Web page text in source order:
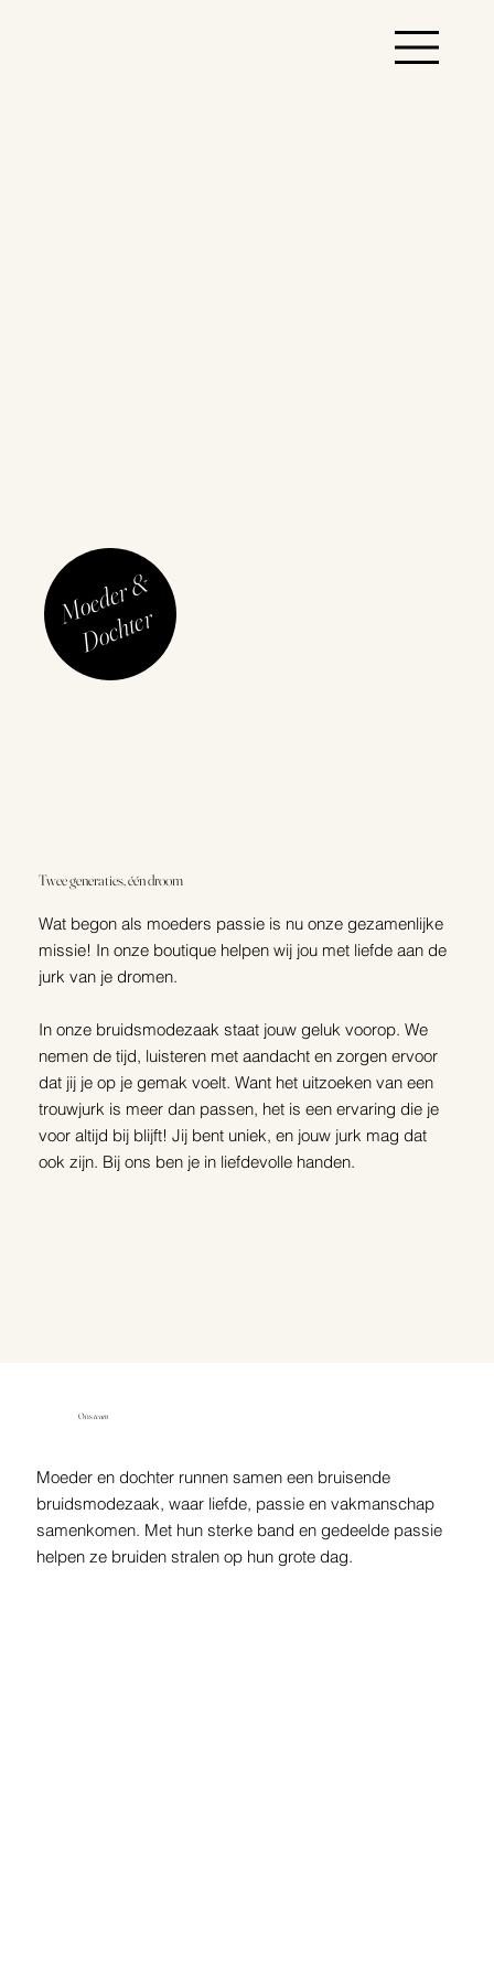
Twee generaties, één droom
Wat begon als moeders passie is nu onze gezamenlijke
missie! In onze boutique helpen wij jou met liefde aan de
jurk van je dromen.
In onze bruidsmodezaak staat jouw geluk voorop. We
nemen de tijd, luisteren met aandacht en zorgen ervoor
dat jij je op je gemak voelt. Want het uitzoeken van een
trouwjurk is meer dan passen, het is een ervaring die je
voor altijd bij blijft! Jij bent uniek, en jouw jurk mag dat
ook zijn. Bij ons ben je in liefdevolle handen.
M
o
e
d
e
r
&
D
o
c
h
t
e
r
Onsteam
Moeder en dochter runnen samen een bruisende
bruidsmodezaak, waar liefde, passie en vakmanschap
samenkomen. Met hun sterke band en gedeelde passie
helpen ze bruiden stralen op hun grote dag.